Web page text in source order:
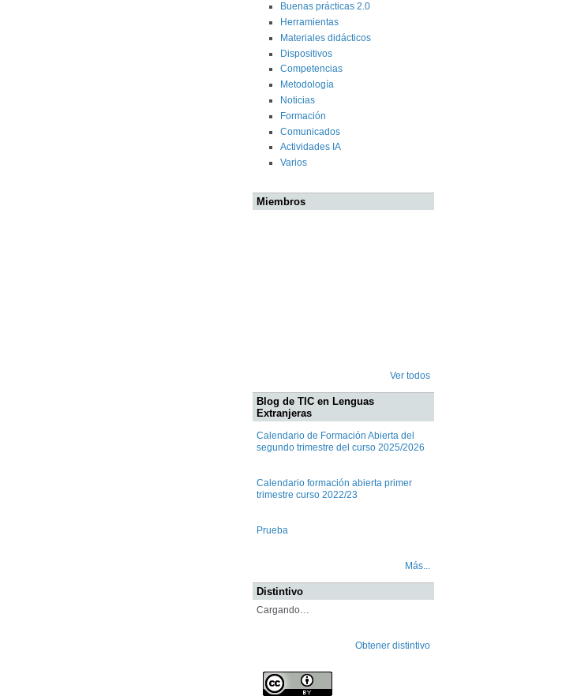
Buenas prácticas 2.0
Herramientas
Materiales didácticos
Dispositivos
Competencias
Metodología
Noticias
Formación
Comunicados
Actividades IA
Varios
Miembros
Ver todos
Blog de TIC en Lenguas
Extranjeras
Calendario de Formación Abierta del
segundo trimestre del curso 2025/2026
Calendario formación abierta primer
trimestre curso 2022/23
Prueba
Más...
Distintivo
Cargando…
Obtener distintivo